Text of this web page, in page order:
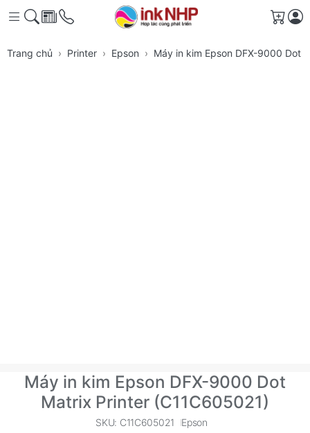
Giỏ
Trang chủ Printer Epson Máy in kim Epson DFX-9000 Dot
Máy in kim Epson DFX-9000 Dot
Matrix Printer (C11C605021)
SKU: C11C605021 Epson